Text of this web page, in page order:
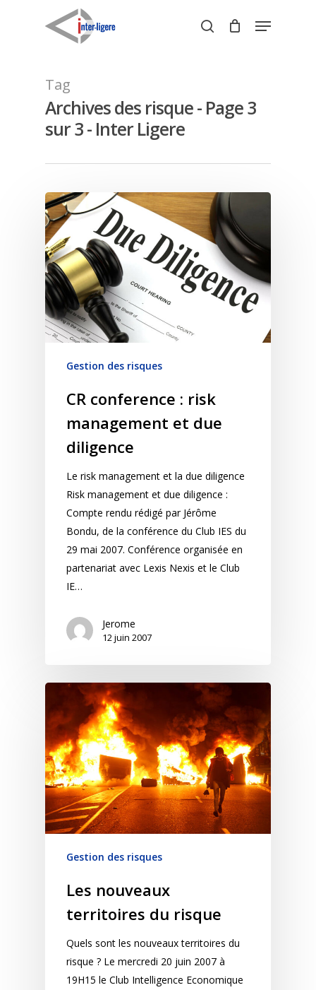
search
Menu
Tag
Archives des risque - Page 3
sur 3 - Inter Ligere
Gestion des risques
CR conference : risk
management et due
diligence
Le risk management et la due diligence
Risk management et due diligence :
Compte rendu rédigé par Jérôme
Bondu, de la conférence du Club IES du
29 mai 2007. Conférence organisée en
partenariat avec Lexis Nexis et le Club
IE…
Jerome
12 juin 2007
Gestion des risques
Les nouveaux
territoires du risque
Quels sont les nouveaux territoires du
risque ? Le mercredi 20 juin 2007 à
19H15 le Club Intelligence Economique